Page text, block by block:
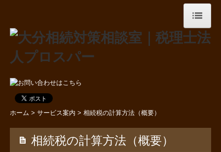
ホーム
事務所紹介
専門家ネットワーク
ホーム > サービス案内 > 相続税の計算方法（概要）
相続税の計算方法（概要）